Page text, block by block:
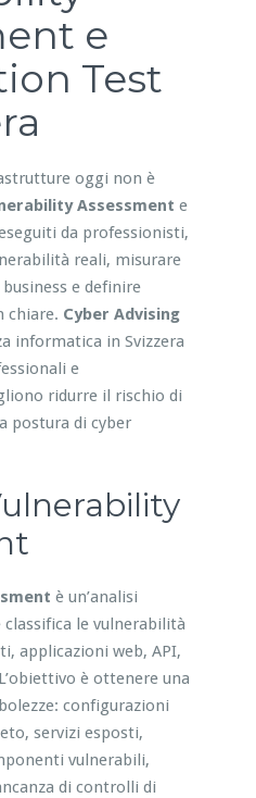
e
Test
oggi non è
Assessment e
da professionisti,
reali, misurare
e definire
chiare. Cyber Advising
informatica in Svizzera
e
ridurre il rischio di
postura di cyber
è un’analisi
le vulnerabilità
applicazioni web, API,
è ottenere una
configurazioni
servizi esposti,
vulnerabili,
di controlli di